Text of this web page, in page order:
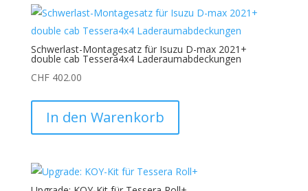
Schwerlast-Montagesatz für Isuzu D-max 2021+
double cab Tessera4x4 Laderaumabdeckungen
CHF402.00
In den Warenkorb